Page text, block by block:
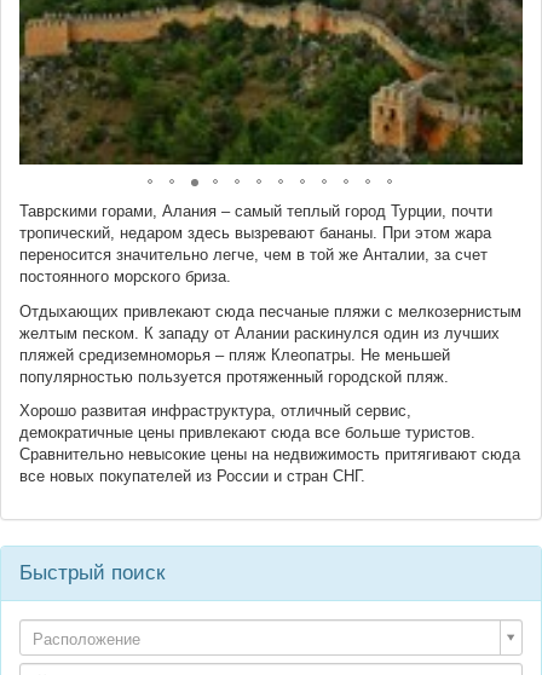
Таврскими горами, Алания – самый теплый город Турции, почти
тропический, недаром здесь вызревают бананы. При этом жара
переносится значительно легче, чем в той же Анталии, за счет
постоянного морского бриза.
Отдыхающих привлекают сюда песчаные пляжи с мелкозернистым
желтым песком. К западу от Алании раскинулся один из лучших
пляжей средиземноморья – пляж Клеопатры. Не меньшей
популярностью пользуется протяженный городской пляж.
Хорошо развитая инфраструктура, отличный сервис,
демократичные цены привлекают сюда все больше туристов.
Сравнительно невысокие цены на недвижимость притягивают сюда
все новых покупателей из России и стран СНГ.
Быстрый поиск
Расположение